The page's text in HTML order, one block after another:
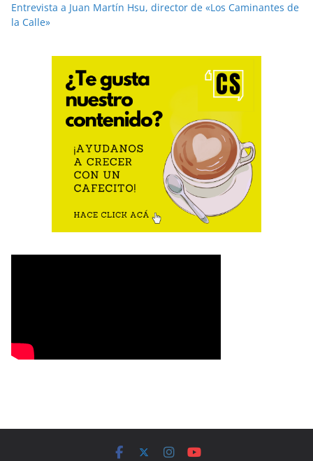
Entrevista a Juan Martín Hsu, director de «Los Caminantes de
la Calle»